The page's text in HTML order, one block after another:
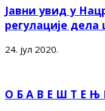
Јавни увид у
регулације
24. јул 2020.
О Б А В Е Ш Т Е Њ